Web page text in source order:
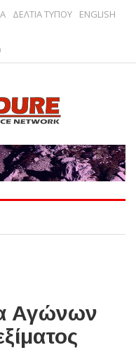
ΔΕΛΤΙΑ ΤΥΠΟΥ ENGLISH
Αγώνων